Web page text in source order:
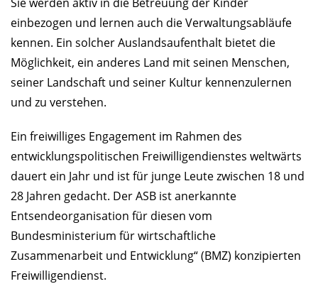
einbezogen und lernen auch die Verwaltungsabläufe
kennen. Ein solcher Auslandsaufenthalt bietet die
Möglichkeit, ein anderes Land mit seinen Menschen,
seiner Landschaft und seiner Kultur kennenzulernen
und zu verstehen.
Ein freiwilliges Engagement im Rahmen des
entwicklungspolitischen Freiwilligendienstes weltwärts
dauert ein Jahr und ist für junge Leute zwischen 18 und
28 Jahren gedacht. Der ASB ist anerkannte
Entsendeorganisation für diesen vom
Bundesministerium für wirtschaftliche
Zusammenarbeit und Entwicklung“ (BMZ) konzipierten
Freiwilligendienst.